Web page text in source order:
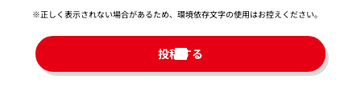
※正しく表示されない場合があるため、環境依存文字の使用はお控えください。​
投稿する